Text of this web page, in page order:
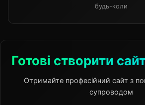
будь-коли
Готові створити
Отримайте професійний сайт з
супроводом